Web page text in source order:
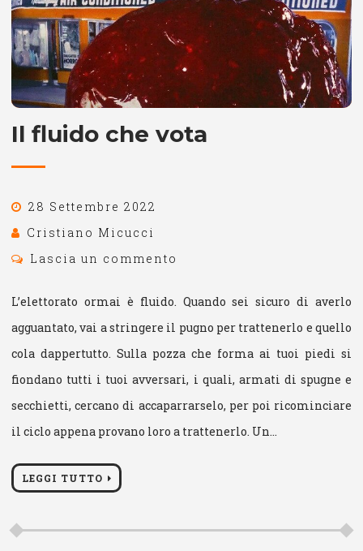
Il fluido che vota
28 Settembre 2022
Cristiano Micucci
Lascia un commento
L’elettorato ormai è fluido. Quando sei sicuro di averlo
agguantato, vai a stringere il pugno per trattenerlo e quello
cola dappertutto. Sulla pozza che forma ai tuoi piedi si
fiondano tutti i tuoi avversari, i quali, armati di spugne e
secchietti, cercano di accaparrarselo, per poi ricominciare
il ciclo appena provano loro a trattenerlo. Un…
LEGGI TUTTO